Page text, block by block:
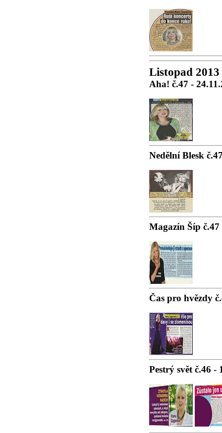
Listopad 2013
Aha! č.47 -
Nedělní Blesk
Magazín Šíp č.47
Čas pro hvězdy
Pestrý svět č.46 -